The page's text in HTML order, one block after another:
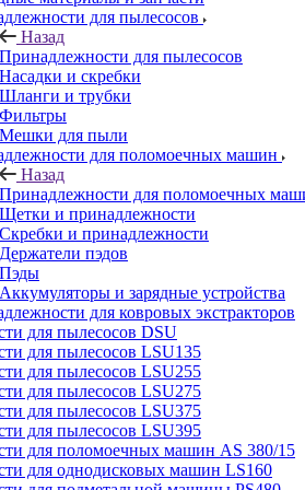
для пылесосов
Назад
Принадлежности для пылесосов
Насадки и скребки
Шланги и трубки
Фильтры
Мешки для пыли
для поломоечных машин
Назад
Принадлежности для поломоечных
Щетки и принадлежности
Скребки и принадлежности
Держатели пэдов
Пэды
Аккумуляторы и зарядные устройства
для ковровых экстракторов
для пылесосов DSU
для пылесосов LSU135
для пылесосов LSU255
для пылесосов LSU275
для пылесосов LSU375
для пылесосов LSU395
для поломоечных машин AS 380/15
для однодисковых машин LS160